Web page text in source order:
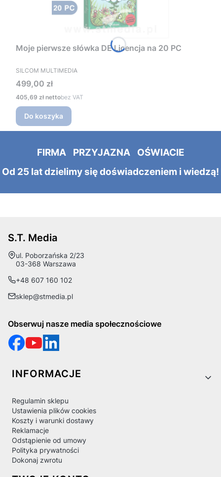
Moje pierwsze słówka DE Licencja na 20 PC
PRODUCENT
SILCOM MULTIMEDIA
Cena
499,00 zł
Cena
405,69 zł bez VAT
Do koszyka
FIRMA PRZYJAZNA OŚWIACIE
Od 25 lat dzielimy się doświadczeniem i wiedzą!
S.T. Media
Adres:
ul. Poborzańska 2/23
03-368 Warszawa
+48 607 160 102
sklep@stmedia.pl
Obserwuj nasze media społecznościowe
Linki w stopce
INFORMACJE
Regulamin sklepu
Ustawienia plików cookies
Koszty i warunki dostawy
Reklamacje
Odstąpienie od umowy
Polityka prywatności
Dokonaj zwrotu